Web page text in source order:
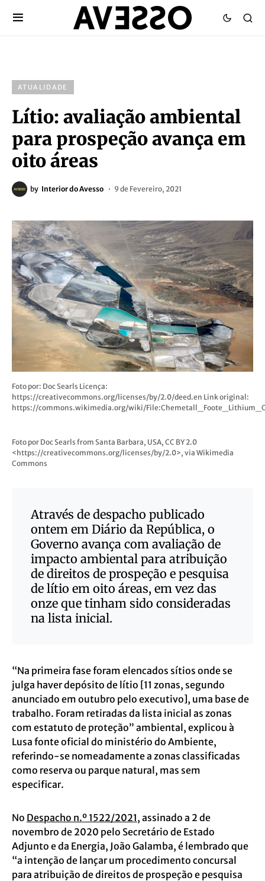
ATUALIDADE
Lítio: avaliação ambiental
para prospeção avança em
oito áreas
by Interior do Avesso 9 de Fevereiro, 2021
Foto por: Doc Searls Licença:
https://creativecommons.org/licenses/by/2.0/deed.en Link original:
https://commons.wikimedia.org/wiki/
Foto por Doc Searls from Santa Barbara, USA, CC BY 2.0
<https://creativecommons.org/licenses/by/2.0>, via Wikimedia
Commons
Através de despacho publicado
ontem em Diário da República, o
Governo avança com avaliação de
impacto ambiental para atribuição
de direitos de prospeção e pesquisa
de lítio em oito áreas, em vez das
onze que tinham sido consideradas
na lista inicial.
“Na primeira fase foram elencados sítios onde se
julga haver depósito de lítio [11 zonas, segundo
anunciado em outubro pelo executivo], uma base de
trabalho. Foram retiradas da lista inicial as zonas
com estatuto de proteção” ambiental, explicou à
Lusa fonte oficial do ministério do Ambiente,
referindo-se nomeadamente a zonas classificadas
como reserva ou parque natural, mas sem
especificar.
No Despacho n.º 1522/2021, assinado a 2 de
novembro de 2020 pelo Secretário de Estado
Adjunto e da Energia, João Galamba, é lembrado que
“a intenção de lançar um procedimento concursal
para atribuição de direitos de prospeção e pesquisa